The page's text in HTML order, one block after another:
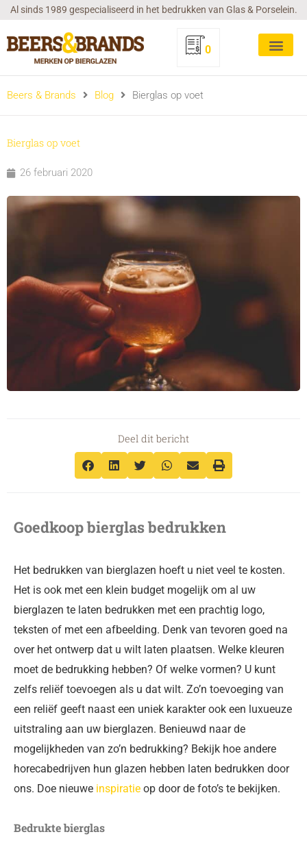
GaAl sinds 1989 gespecialiseerd in het bedrukken van Glas & Porselein.
0
Beers & Brands Blog Bierglas op voet
Bierglas op voet
26 februari 2020
Deel dit bericht
Goedkoop bierglas bedrukken
Het bedrukken van bierglazen hoeft u niet veel te kosten.
Het is ook met een klein budget mogelijk om al uw
bierglazen te laten bedrukken met een prachtig logo,
teksten of met een afbeelding. Denk van tevoren goed na
over het ontwerp dat u wilt laten plaatsen. Welke kleuren
moet de bedrukking hebben? Of welke vormen? U kunt
zelfs reliëf toevoegen als u dat wilt. Zo’n toevoeging van
een reliëf geeft naast een uniek karakter ook een luxueuze
uitstraling aan uw bierglazen. Benieuwd naar de
mogelijkheden van zo’n bedrukking? Bekijk hoe andere
horecabedrijven hun glazen hebben laten bedrukken door
ons. Doe nieuwe inspiratie op door de foto’s te bekijken.
Bedrukte bierglas